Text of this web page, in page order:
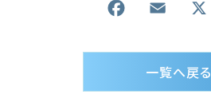
一覧へ戻る